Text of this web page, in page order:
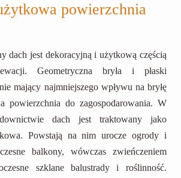
powierzchnia
dach jest dekoracyjną i użytkową częścią
Geometryczna bryła i płaski
mający najmniejszego wpływu na bryłę
powierzchnia do zagospodarowania. W
dach jest traktowany jako
Powstają na nim urocze ogrody i
balkony, wówczas zwieńczeniem
szklane balustrady i roślinność.